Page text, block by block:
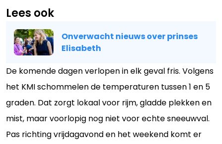
Lees ook
Onverwacht nieuws over prinses
Elisabeth
De komende dagen verlopen in elk geval fris. Volgens
het KMI schommelen de temperaturen tussen 1 en 5
graden. Dat zorgt lokaal voor rijm, gladde plekken en
mist, maar voorlopig nog niet voor echte sneeuwval.
Pas richting vrijdagavond en het weekend komt er